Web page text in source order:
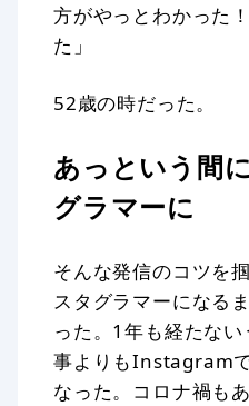
方がやっとわかった
た」
52歳の時だった。
あっという間
グラマーに
そんな発信のコツを
スタグラマーになる
った。1年も経たな
事よりもInstagram
なった。コロナ禍も